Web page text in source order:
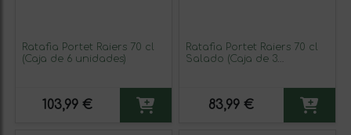
Ratafia Portet Raiers 70 cl
(Caja de 6 unidades)
103,99 €
Ratafia Portet Raiers 70 cl
Salado (Caja de 3
83,99 €